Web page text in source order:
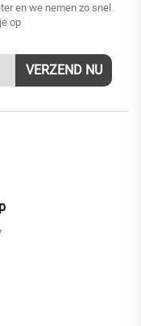
en we nemen zo snel
op
VERZEND NU